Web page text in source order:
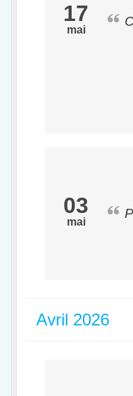
17
mai
03
mai
Avril 2026